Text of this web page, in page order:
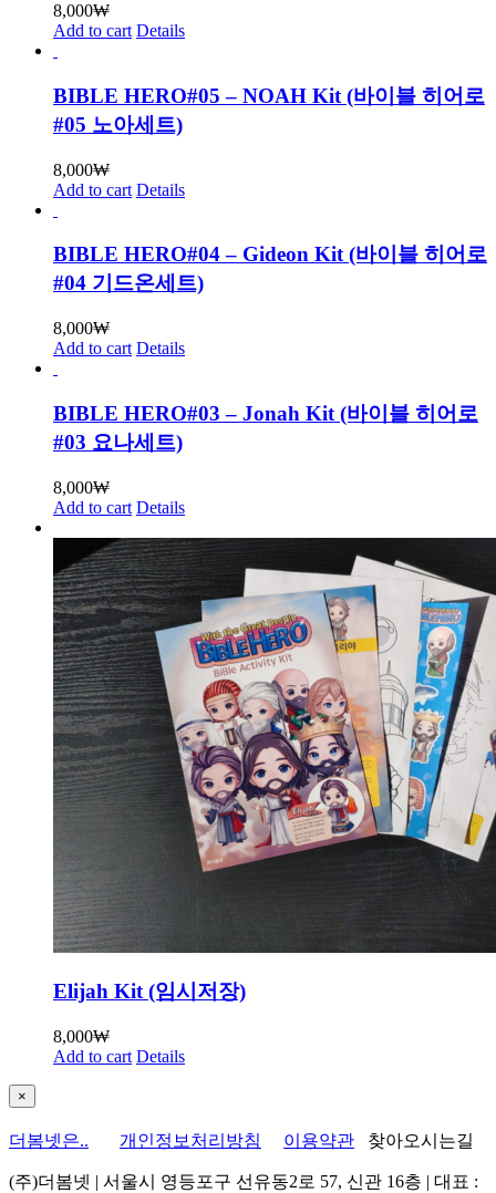
8,000₩
Add to cart Details
BIBLE HERO#05 – NOAH Kit (바이블 히어로
#05 노아세트)
8,000₩
Add to cart Details
BIBLE HERO#04 – Gideon Kit (바이블 히어로
#04 기드온세트)
8,000₩
Add to cart Details
BIBLE HERO#03 – Jonah Kit (바이블 히어로
#03 요나세트)
8,000₩
Add to cart Details
Elijah Kit (임시저장)
8,000₩
Add to cart Details
Close
product
view
×
더봄넷은.. 개인정보처리방침 이용약관 찾아오시는길
(주)더봄넷 | 서울시 영등포구 선유동2로 57, 신관 16층 | 대표 :